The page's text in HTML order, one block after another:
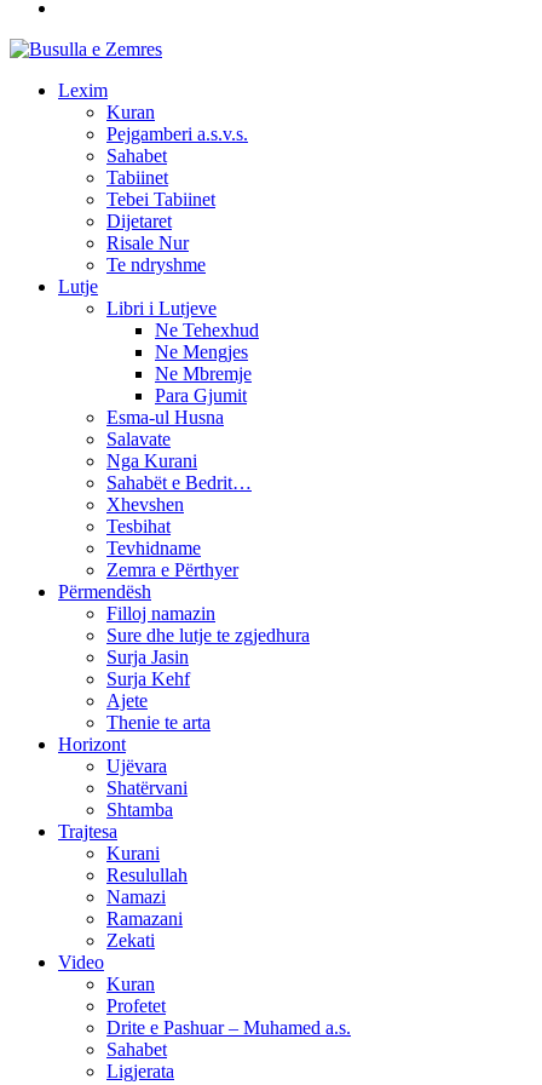
Lexim
Kuran
Pejgamberi a.s.v.s.
Sahabet
Tabiinet
Tebei Tabiinet
Dijetaret
Risale Nur
Te ndryshme
Lutje
Libri i Lutjeve
Ne Tehexhud
Ne Mengjes
Ne Mbremje
Para Gjumit
Esma-ul Husna
Salavate
Nga Kurani
Sahabët e Bedrit…
Xhevshen
Tesbihat
Tevhidname
Zemra e Përthyer
Përmendësh
Filloj namazin
Sure dhe lutje te zgjedhura
Surja Jasin
Surja Kehf
Ajete
Thenie te arta
Horizont
Ujëvara
Shatërvani
Shtamba
Trajtesa
Kurani
Resulullah
Namazi
Ramazani
Zekati
Video
Kuran
Profetet
Drite e Pashuar – Muhamed a.s.
Sahabet
Ligjerata